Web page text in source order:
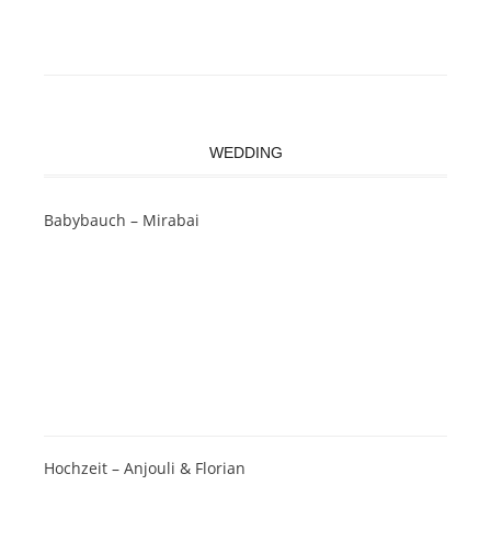
WEDDING
Babybauch – Mirabai
Hochzeit – Anjouli & Florian